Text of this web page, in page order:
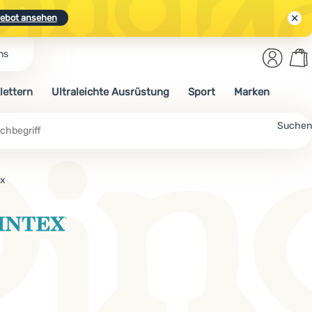
ansehen
ansehen
Suchen
Anmelden
Ultraleichte Ausrüstung Sport Marken